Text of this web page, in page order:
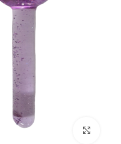
بزرگنمایی تصویر